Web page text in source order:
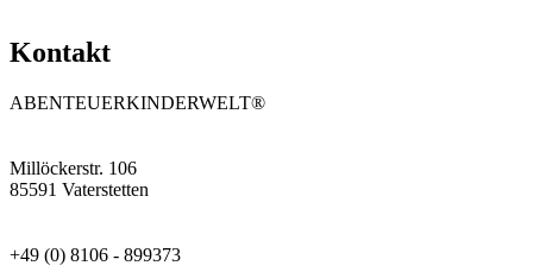
Kontakt
ABENTEUERKINDERWELT®
Millöckerstr. 106
85591 Vaterstetten
+49 (0) 8106 - 899373